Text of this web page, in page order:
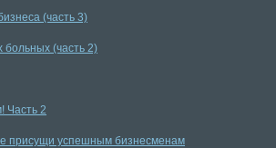
(часть 3)
больных (часть 2)
Часть 2
присущи успешным бизнесменам